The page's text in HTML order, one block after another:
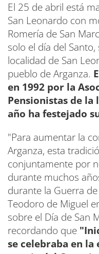
El 25 de abril está
San Leonardo con
Romería de San
solo el día del
localidad de San
pueblo de Arganza.
en 1992 por la
Pensionistas de
año ha festejado
"Para aumentar la
Arganza, esta
conjuntamente por
durante muchos
durante la Guerra
Teodoro de Miguel
sobre el Día de San
recordando que
se celebraba en